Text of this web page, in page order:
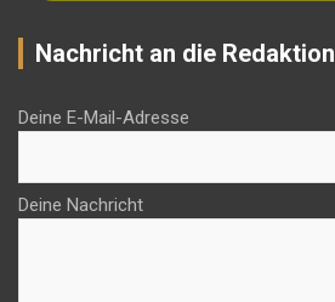
Nachricht an die Redaktion
Deine E-Mail-Adresse
Deine Nachricht